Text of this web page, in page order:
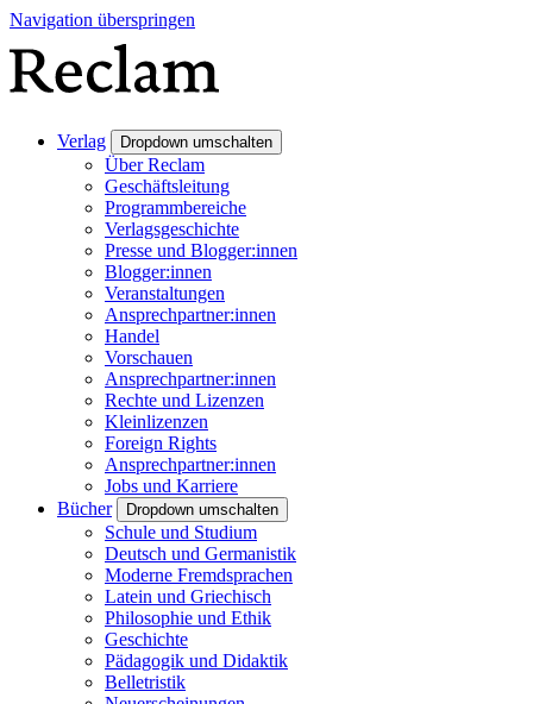
Navigation überspringen
Verlag Dropdown umschalten
Über Reclam
Geschäftsleitung
Programmbereiche
Verlagsgeschichte
Presse und Blogger:innen
Blogger:innen
Veranstaltungen
Ansprechpartner:innen
Handel
Vorschauen
Ansprechpartner:innen
Rechte und Lizenzen
Kleinlizenzen
Foreign Rights
Ansprechpartner:innen
Jobs und Karriere
Bücher
Dropdown umschalten
Schule und Studium
Deutsch und Germanistik
Moderne Fremdsprachen
Latein und Griechisch
Philosophie und Ethik
Geschichte
Pädagogik und Didaktik
Belletristik